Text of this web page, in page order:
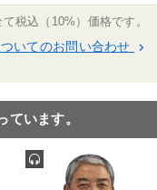
税込（10%）価格です。
いてのお問い合わせ keyboard_arrow_right
ています。